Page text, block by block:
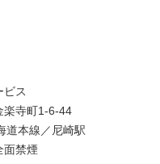
ビス
楽寺町1-6-44
道本線／尼崎駅
面禁煙